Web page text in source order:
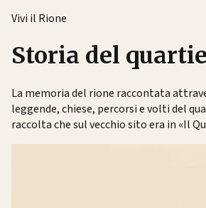
Vivi il Rione
Storia del
La memoria del rione raccontata
leggende, chiese, percorsi e volti del
raccolta che sul vecchio sito era in «Il